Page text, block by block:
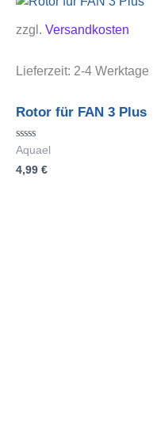
zzgl. Versandkosten
Lieferzeit: 2-4 Werktage
Rotor für FAN 3 Plus
Bewertet
mit
0
Aquael
4,99 €